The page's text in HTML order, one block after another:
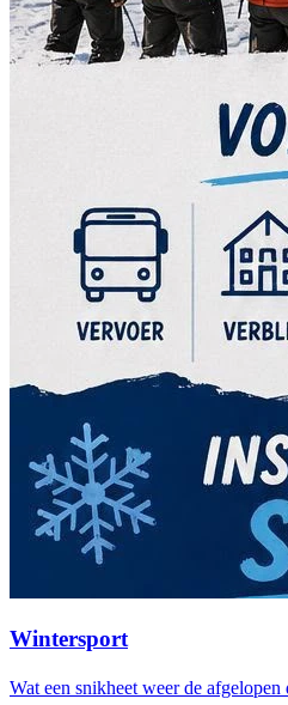
Wintersport
Wat een snikheet weer de